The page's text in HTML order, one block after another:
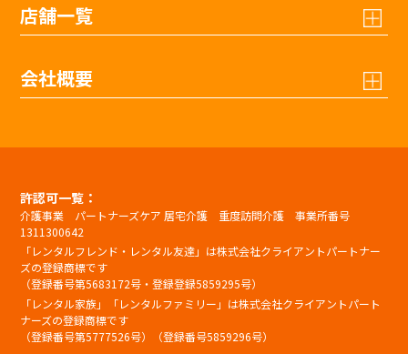
店舗一覧
会社概要
許認可一覧：
介護事業 パートナーズケア 居宅介護 重度訪問介護 事業所番号
1311300642
「レンタルフレンド・レンタル友達」は株式会社クライアントパートナー
ズの登録商標です
（登録番号第5683172号・登録登録5859295号）
「レンタル家族」「レンタルファミリー」は株式会社クライアントパート
ナーズの登録商標です
（登録番号第5777526号）（登録番号5859296号）